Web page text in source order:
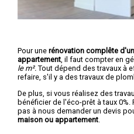
Pour une rénovation complête
appartement , il faut compter en
le m². Tout dépend des travaux à
refaire, s'il y a des travaux de
De plus, si vous réalisez des
bénéficier de l'éco-prêt à taux 0%.
pas à nous demander un devis
maison ou appartement